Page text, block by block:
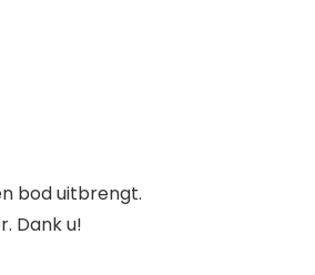
bod uitbrengt.
Dank u!